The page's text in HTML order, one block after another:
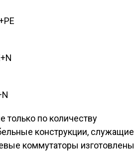
по количеству
конструкции, служащие
коммутаторы изготовлены